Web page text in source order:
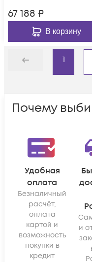
67 188 ₽
В корзину
Назад
1
Почему
Удобная
оплата
Безналичный
расчёт,
оплата
картой и
возможность
покупки в
кредит
и